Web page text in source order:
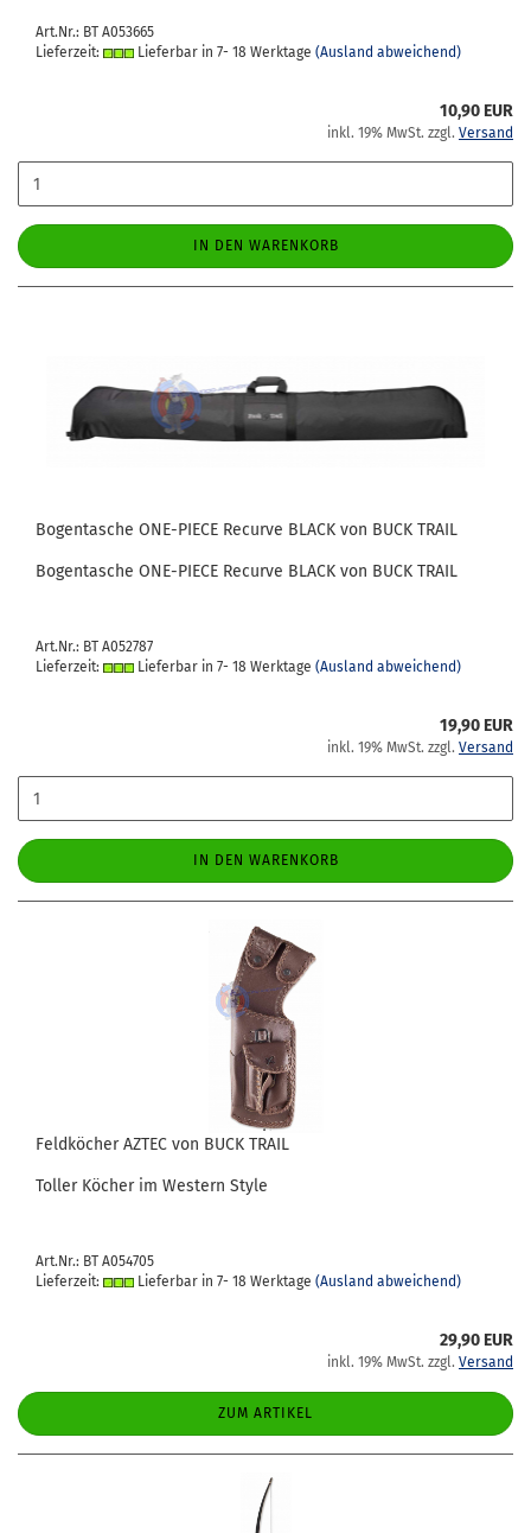
Art.Nr.: BT A053665
Lieferzeit:
Lieferbar in 7- 18 Werktage (Ausland abweichend)
10,90 EUR
inkl. 19% MwSt. zzgl. Versand
IN DEN WARENKORB
Bo­gen­ta­sche ONE-​PIECE Re­cur­ve BLACK von BUCK TRAIL
Bo­gen­ta­sche ONE-​PIECE Re­cur­ve BLACK von BUCK TRAIL
Art.Nr.: BT A052787
Lieferzeit:
Lieferbar in 7- 18 Werktage (Ausland abweichend)
19,90 EUR
inkl. 19% MwSt. zzgl. Versand
IN DEN WARENKORB
Feld­kö­cher AZTEC von BUCK TRAIL
Tol­ler Kö­cher im Wes­tern Style
Art.Nr.: BT A054705
Lieferzeit:
Lieferbar in 7- 18 Werktage (Ausland abweichend)
29,90 EUR
inkl. 19% MwSt. zzgl. Versand
ZUM ARTIKEL